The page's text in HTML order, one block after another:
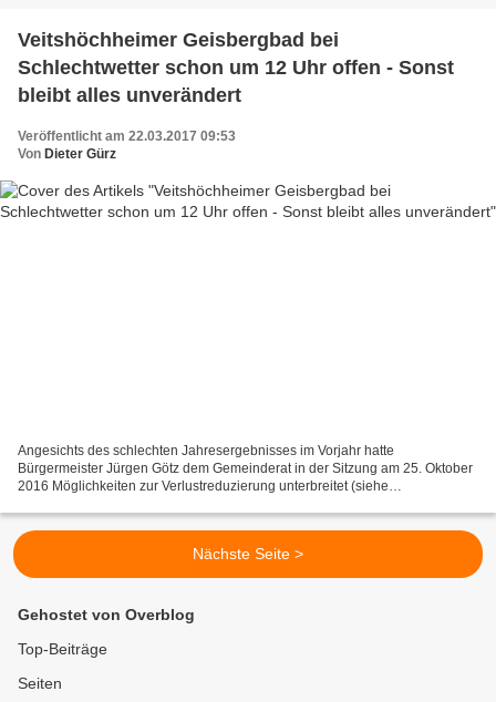
Veitshöchheimer Geisbergbad bei
Schlechtwetter schon um 12 Uhr offen - Sonst
bleibt alles unverändert
Veröffentlicht am 22.03.2017 09:53
Von Dieter Gürz
Angesichts des schlechten Jahresergebnisses im Vorjahr hatte
Bürgermeister Jürgen Götz dem Gemeinderat in der Sitzung am 25. Oktober
2016 Möglichkeiten zur Verlustreduzierung unterbreitet (siehe
Nächste Seite >
Gehostet von Overblog
Top-Beiträge
Seiten